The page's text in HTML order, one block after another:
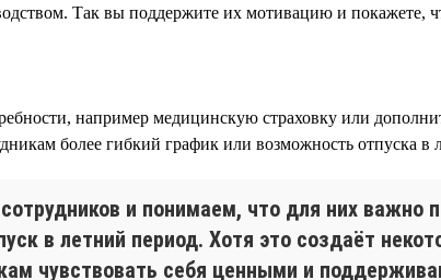
Так вы поддержите их мотивацию и покажете,
например медицинскую страховку или
более гибкий график или возможность отпуска в
и понимаем, что для них важно
в летний период. Хотя это создаёт
чувствовать себя ценными и